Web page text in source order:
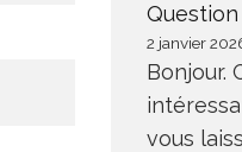
2 janvier
Bonjour.
vous